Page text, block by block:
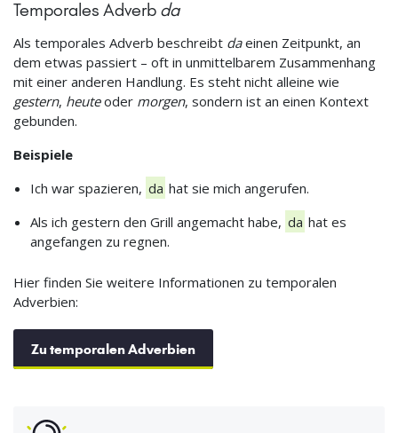
Temporales Adverb da
Als temporales Adverb beschreibt daeinen Zeitpunkt, an
dem etwas passiert – oft in unmittelbarem Zusammenhang
mit einer anderen Handlung. Es steht nicht alleine wie
gestern, heuteoder morgen, sondern ist an einen Kontext
gebunden.
Beispiele
Ich war spazieren, da hat sie mich angerufen.
Als ich gestern den Grill angemacht habe, da hat es
angefangen zu regnen.
Hier finden Sie weitere Informationen zu temporalen
Adverbien:
Zu temporalen Adverbien